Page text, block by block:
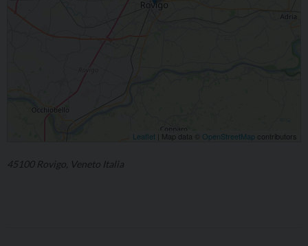
Leaflet | Map data © OpenStreetMap contributors
45100 Rovigo, Veneto Italia